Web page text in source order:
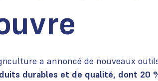
a annoncé de nouveaux
durables et de qualité, dont 20